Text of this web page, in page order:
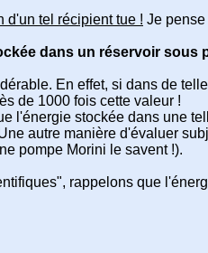
d'un tel récipient tue ! Je
dans un réservoir sous
En effet, si dans de
de 1000 fois cette valeur !
l'énergie stockée dans une
autre manière d'évaluer
pompe Morini le savent !).
rappelons que